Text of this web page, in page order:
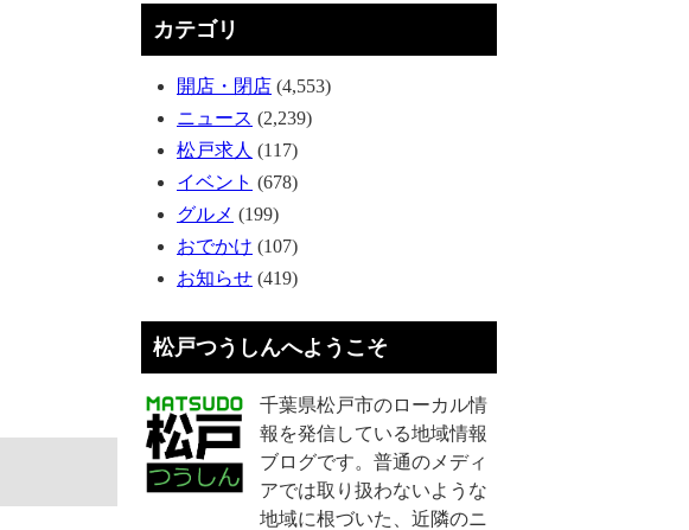
カテゴリ
開店・閉店 (4,553)
ニュース (2,239)
松戸求人 (117)
イベント (678)
グルメ (199)
おでかけ (107)
お知らせ (419)
松戸つうしんへようこそ
千葉県松戸市のローカル情
報を発信している地域情報
ブログです。普通のメディ
アでは取り扱わないような
地域に根づいた、近隣のニ